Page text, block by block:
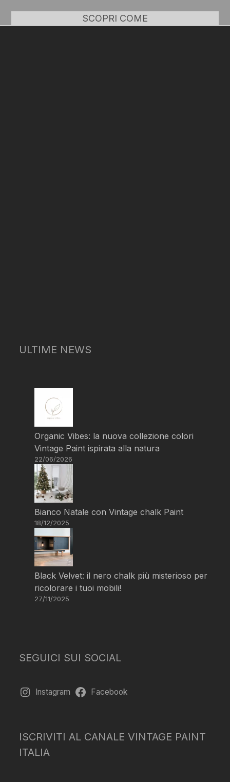
SCOPRI COME
ULTIME NEWS
Organic Vibes: la nuova collezione colori
Vintage Paint ispirata alla natura
22/06/2026
Bianco Natale con Vintage chalk Paint
18/12/2025
Black Velvet: il nero chalk più misterioso per
ricolorare i tuoi mobili!
27/11/2025
SEGUICI SUI SOCIAL
Instagram Facebook
ISCRIVITI AL CANALE VINTAGE PAINT
ITALIA